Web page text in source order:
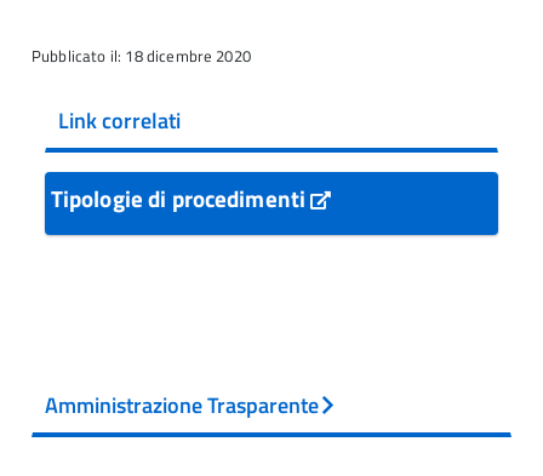
Pubblicato il: 18 dicembre 2020
Link correlati
Tipologie di procedimenti
Amministrazione Trasparente